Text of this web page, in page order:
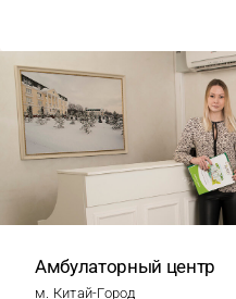
Амбулаторный центр
м. Китай-Город